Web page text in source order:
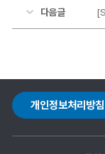
다음글
개인정보처리방침